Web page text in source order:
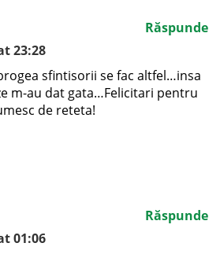
23:28
sfintisorii se fac altfel…insa
m-au dat gata…Felicitari pentru
de reteta!
Răspunde
01:06
Răspunde